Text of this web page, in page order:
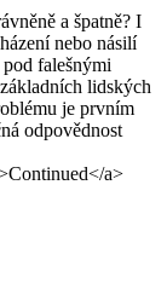
a špatně? I
nebo násilí
pod falešnými
lidských
je prvním
odpovědnost
a>